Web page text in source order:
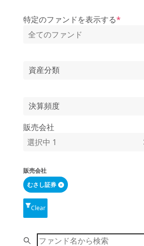
特定のファンドを表示する*
全てのファンド
資産分類
決算頻度
販売会社
選択中 1
販売会社
むさし証券
Clear
Search